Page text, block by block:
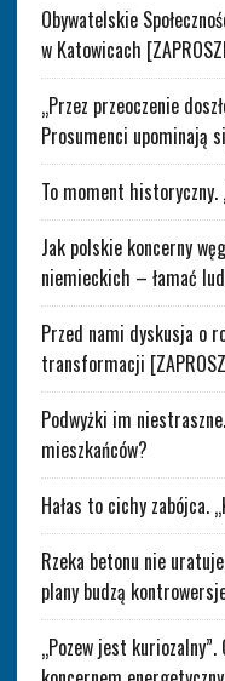
Obywatelskie
w Katowicach
„Przez przeoczenie
Prosumenci upominają
To moment historyczny.
Jak polskie koncerny
niemieckich – łamać
Przed nami dyskusja o
transformacji
Podwyżki im
mieszkańców?
Hałas to cichy zabójca.
Rzeka betonu nie
plany budzą
„Pozew jest